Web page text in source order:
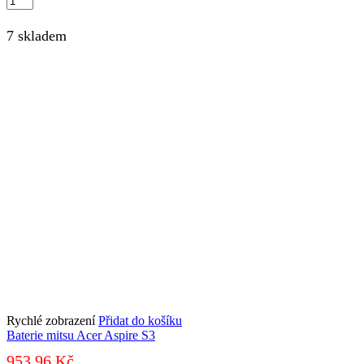
mitsu
Asus
F102BA,
7 skladem
Rychlé zobrazení Přidat do košíku
Baterie mitsu Acer Aspire S3